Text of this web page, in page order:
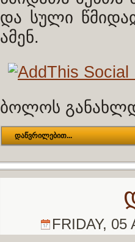
და სული
ამენ.
ბოლოს
დაწვრილებით...
FRIDAY,